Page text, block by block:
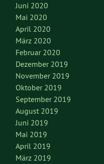
Juni 2020
Mai 2020
April 2020
März 2020
Februar 2020
Dezember 2019
November 2019
Oktober 2019
September 2019
August 2019
Juni 2019
Mai 2019
April 2019
März 2019